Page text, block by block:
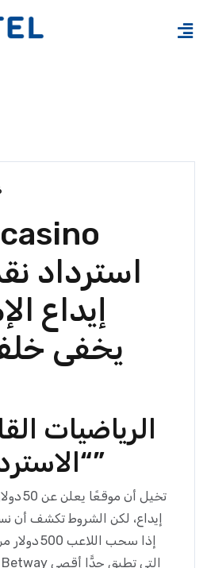
استرداد
إيداع
يخفى
الرياضيات
“الاسترداد النقدي”
تخيل
إذا سحب